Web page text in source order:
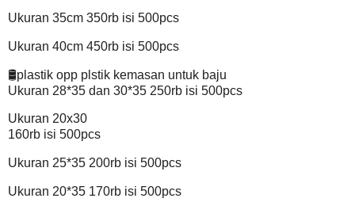
Ukuran 35cm 350rb isi 500pcs
Ukuran 40cm 450rb isi 500pcs
🛢plastik opp plstik kemasan untuk baju
Ukuran 28*35 dan 30*35 250rb isi 500pcs
Ukuran 20x30
160rb isi 500pcs
Ukuran 25*35 200rb isi 500pcs
Ukuran 20*35 170rb isi 500pcs